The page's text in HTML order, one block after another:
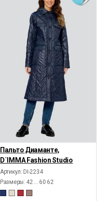
Пальто Диаманте,
D`IMMA Fashion Studio
Артикул: DI-2234
Размеры: 42 ... 60 62